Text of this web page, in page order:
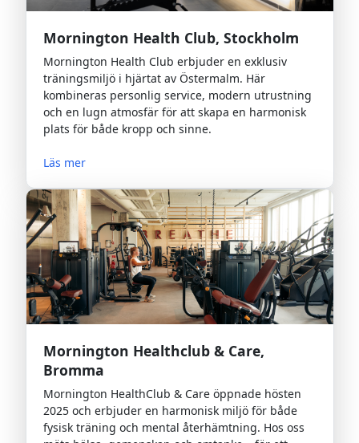
Mornington Health Club, Stockholm
Mornington Health Club erbjuder en exklusiv
träningsmiljö i hjärtat av Östermalm. Här
kombineras personlig service, modern utrustning
och en lugn atmosfär för att skapa en harmonisk
plats för både kropp och sinne.
Läs mer
Mornington Healthclub & Care,
Bromma
Mornington HealthClub & Care öppnade hösten
2025 och erbjuder en harmonisk miljö för både
fysisk träning och mental återhämtning. Hos oss